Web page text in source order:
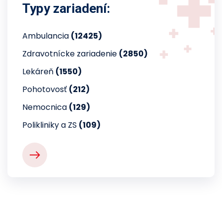
Typy zariadení:
Ambulancia (12425)
Zdravotnícke zariadenie (2850)
Lekáreň (1550)
Pohotovosť (212)
Nemocnica (129)
Polikliniky a ZS (109)